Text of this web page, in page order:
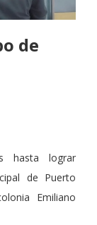
de
hasta lograr
de Puerto
Emiliano